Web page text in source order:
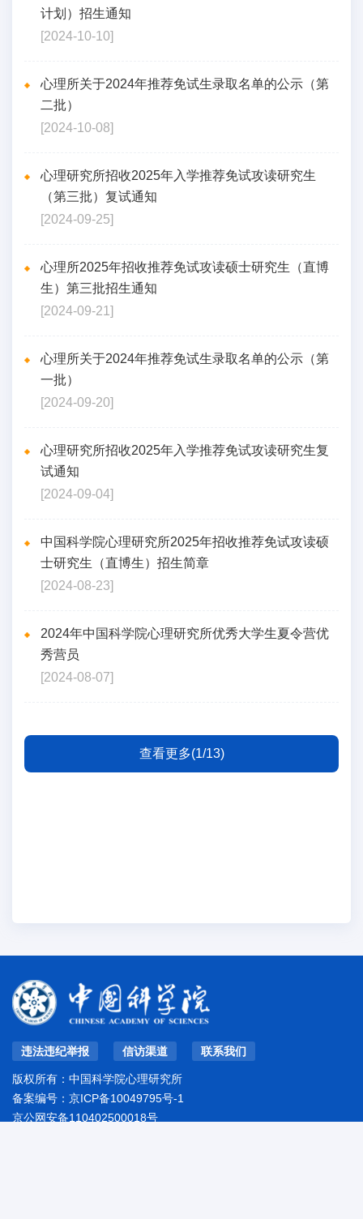
计划）招生通知
[2024-10-10]
心理所关于2024年推荐免试生录取名单的公示（第
二批）
[2024-10-08]
心理研究所招收2025年入学推荐免试攻读研究生
（第三批）复试通知
[2024-09-25]
心理所2025年招收推荐免试攻读硕士研究生（直博
生）第三批招生通知
[2024-09-21]
心理所关于2024年推荐免试生录取名单的公示（第
一批）
[2024-09-20]
心理研究所招收2025年入学推荐免试攻读研究生复
试通知
[2024-09-04]
中国科学院心理研究所2025年招收推荐免试攻读硕
士研究生（直博生）招生简章
[2024-08-23]
2024年中国科学院心理研究所优秀大学生夏令营优
秀营员
[2024-08-07]
查看更多(1/13)
违法违纪举报 信访渠道 联系我们
版权所有：中国科学院心理研究所
备案编号： 京ICP备10049795号-1
京公网安备110402500018号